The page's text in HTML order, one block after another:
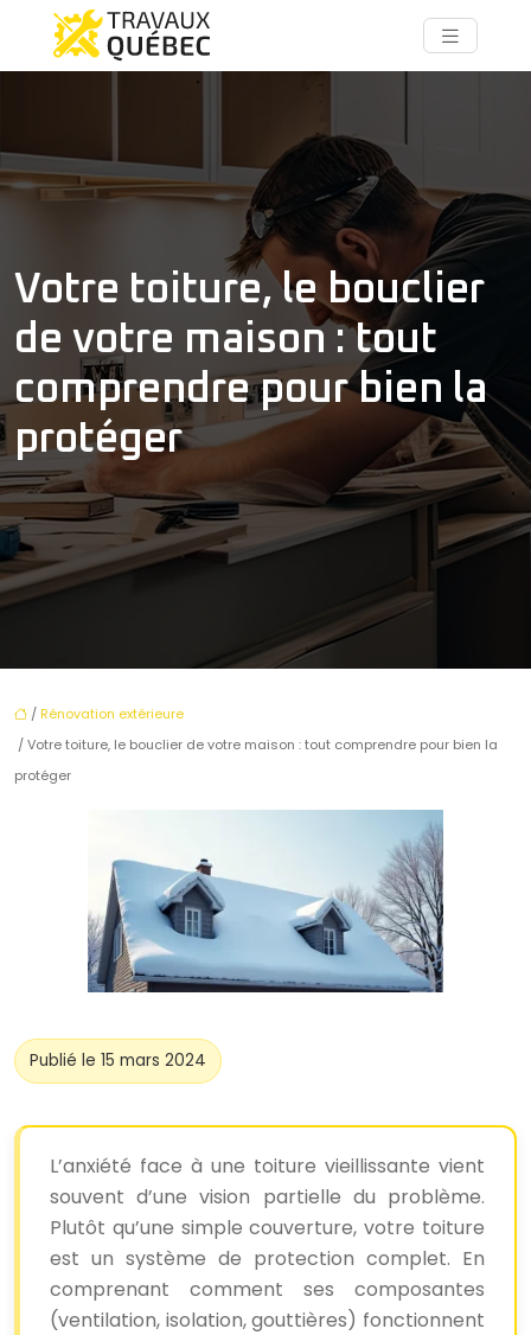
Votre toiture, le bouclier
de votre maison : tout
comprendre pour bien la
protéger
/ Rénovation extérieure
/ Votre toiture, le bouclier de votre maison : tout comprendre pour bien la
protéger
Publié le 15 mars 2024
L’anxiété face à une toiture vieillissante vient
souvent d’une vision partielle du problème.
Plutôt qu’une simple couverture, votre toiture
est un système de protection complet. En
comprenant comment ses composantes
(ventilation, isolation, gouttières) fonctionnent